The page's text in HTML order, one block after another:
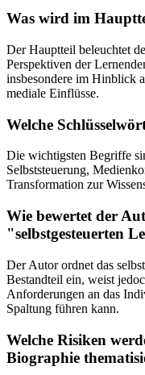
Was wird im
Der Hauptteil beleuchtet
Perspektiven der
insbesondere im Hinblick
mediale Einflüsse.
Welche
Die wichtigsten Begriffe
Selbststeuerung,
Transformation zur
Wie bewertet der
"selbstgesteuerten
Der Autor ordnet das
Bestandteil ein, weist
Anforderungen an das
Spaltung führen kann.
Welche Risiken
Biographie